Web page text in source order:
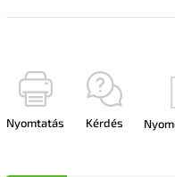
Nyomtatás Kérdés